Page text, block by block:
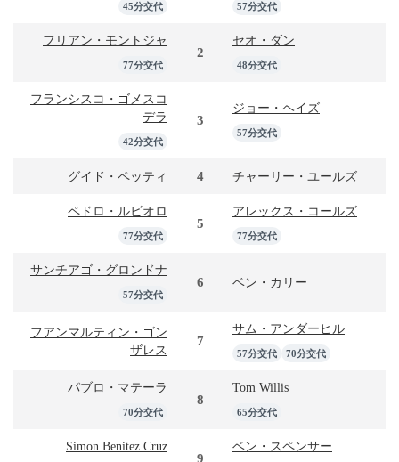
45分交代 57分交代
フリアン・モントジャ
77分交代
2
セオ・ダン
48分交代
フランシスコ・ゴメスコ
デラ
42分交代
3
ジョー・ヘイズ
57分交代
グイド・ペッティ 4 チャーリー・ユールズ
ペドロ・ルビオロ
77分交代
5
アレックス・コールズ
77分交代
サンチアゴ・グロンドナ
57分交代
6 ベン・カリー
フアンマルティン・ゴン
ザレス
7
サム・アンダーヒル
57分交代 70分交代
パブロ・マテーラ
70分交代
8
Tom Willis
65分交代
Simon Benitez Cruz
9
ベン・スペンサー